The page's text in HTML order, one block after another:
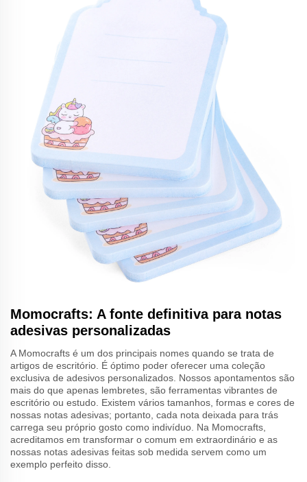
Momocrafts: A fonte definitiva para notas
adesivas personalizadas
A Momocrafts é um dos principais nomes quando se trata de
artigos de escritório. É óptimo poder oferecer uma coleção
exclusiva de adesivos personalizados. Nossos apontamentos são
mais do que apenas lembretes, são ferramentas vibrantes de
escritório ou estudo. Existem vários tamanhos, formas e cores de
nossas notas adesivas; portanto, cada nota deixada para trás
carrega seu próprio gosto como indivíduo. Na Momocrafts,
acreditamos em transformar o comum em extraordinário e as
nossas notas adesivas feitas sob medida servem como um
exemplo perfeito disso.